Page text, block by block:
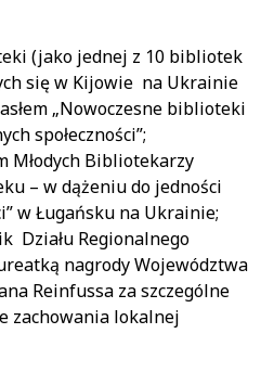
(jako jednej z 10 bibliotek
się w Kijowie na Ukrainie
„Nowoczesne biblioteki
społeczności”;
Młodych Bibliotekarzy
– w dążeniu do jedności
w Ługańsku na Ukrainie;
Działu Regionalnego
nagrody Województwa
Reinfussa za szczególne
zachowania lokalnej